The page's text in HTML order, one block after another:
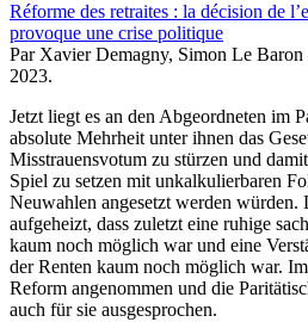
Réforme des retraites : la décision de
provoque une crise politique
Par Xavier Demagny, Simon Le Baron
2023.
Jetzt liegt es an den Abgeordneten im
absolute Mehrheit unter ihnen das
Misstrauensvotum zu stürzen und
Spiel zu setzen mit unkalkulierbaren
Neuwahlen angesetzt werden würden.
aufgeheizt, dass zuletzt eine ruhige
kaum noch möglich war und eine
der Renten kaum noch möglich war.
Reform angenommen und die
auch für sie ausgesprochen.